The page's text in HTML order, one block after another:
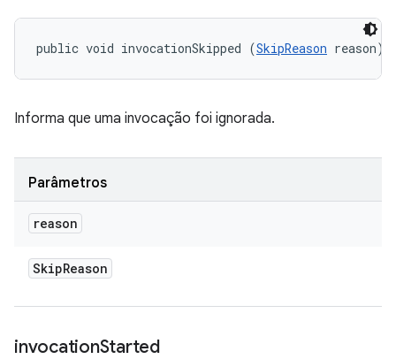
public void invocationSkipped (SkipReason reason)
Informa que uma invocação foi ignorada.
Parâmetros
reason
SkipReason
invocationStarted